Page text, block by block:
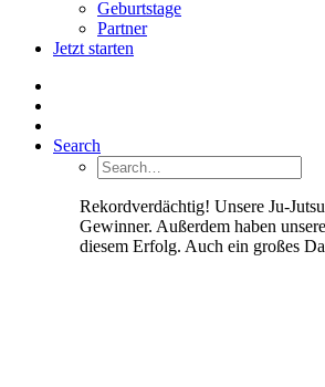
Geburtstage
Partner
Jetzt starten
Search
Rekordverdächtig! Unsere Ju-
Gewinner. Außerdem haben
diesem Erfolg. Auch ein großes